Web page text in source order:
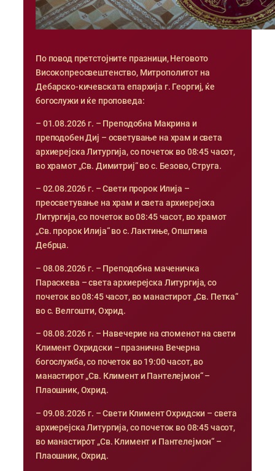
По повод претстојните празници, Неговото
Високопреосвештенство, Митрополитот на
Дебарско-кичевската епархија г. Георгиј, ќе
богослужи и ќе проповеда:
– 01.08.2026 г. – Преподобна Макрина и
преподобен Диј – осветување на храм и света
архиерејска Литургија, со почеток во 08:45 часот,
во храмот „Св. Димитриј“ во с. Безово, Струга.
– 02.08.2026 г. – Свети пророк Илија –
преосветување на храм и света архиерејска
Литургија, со почеток во 08:45 часот, во храмот
„Св. пророк Илија“ во с. Лактиње, Општина
Дебрца.
– 08.08.2026 г. – Преподобна маченичка
Параскева – света архиерејска Литургија, со
почеток во 08:45 часот, во манастирот „Св. Петка“
во с. Велгошти, Охрид.
– 08.08.2026 г. – Навечерие на споменот на свети
Климент Охридски – празнична Вечерна
богослужба, со почеток во 19:00 часот, во
манастирот „Св. Климент и Пантелејмон“ –
Плаошник, Охрид.
– 09.08.2026 г. – Свети Климент Охридски – света
архиерејска Литургија, со почеток во 08:45 часот,
во манастирот „Св. Климент и Пантелејмон“ –
Плаошник, Охрид.